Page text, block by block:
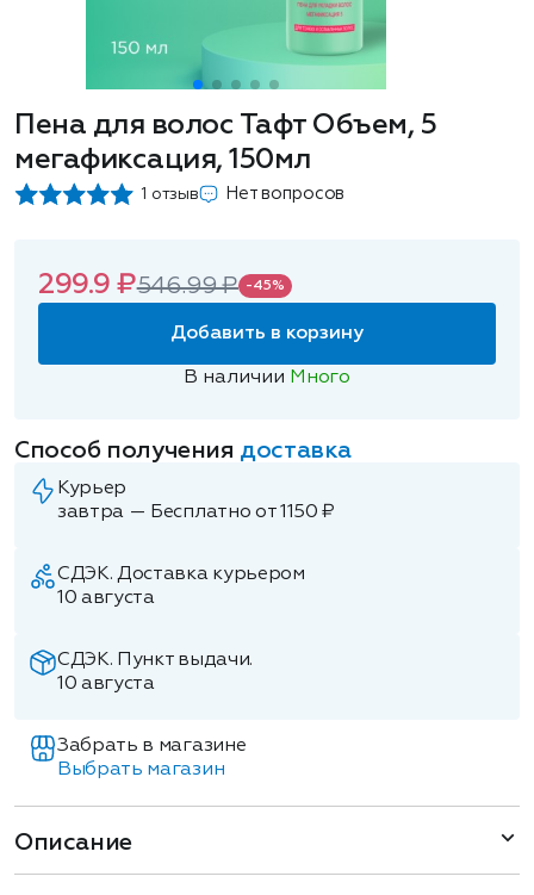
Пена для волос Тафт Объем, 5
мегафиксация, 150мл
1 отзыв Нет вопросов
299.9 ₽546.99 ₽ -45%
Добавить в корзину
В наличии Много
Способ получения доставка
Курьер
завтра — Бесплатно от 1150 ₽
СДЭК. Доставка курьером
10 августа
СДЭК. Пункт выдачи.
10 августа
Забрать в магазине
Выбрать магазин
Описание